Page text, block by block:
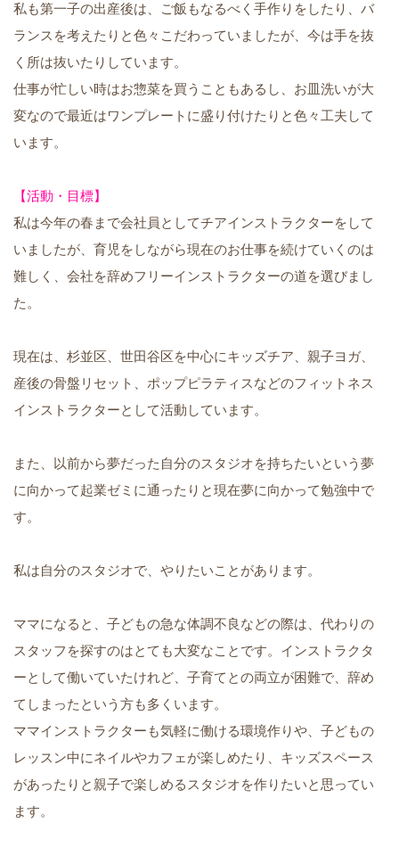
私も第一子の出産後は、ご飯もなるべく手作りをしたり、バ
ランスを考えたりと色々こだわっていましたが、今は手を抜
く所は抜いたりしています。
仕事が忙しい時はお惣菜を買うこともあるし、お皿洗いが大
変なので最近はワンプレートに盛り付けたりと色々工夫して
います。
【活動・目標】
私は今年の春まで会社員としてチアインストラクターをして
いましたが、育児をしながら現在のお仕事を続けていくのは
難しく、会社を辞めフリーインストラクターの道を選びまし
た。
現在は、杉並区、世田谷区を中心にキッズチア、親子ヨガ、
産後の骨盤リセット、ポップピラティスなどのフィットネス
インストラクターとして活動しています。
また、以前から夢だった自分のスタジオを持ちたいという夢
に向かって起業ゼミに通ったりと現在夢に向かって勉強中で
す。
私は自分のスタジオで、やりたいことがあります。
ママになると、子どもの急な体調不良などの際は、代わりの
スタッフを探すのはとても大変なことです。インストラクタ
ーとして働いていたけれど、子育てとの両立が困難で、辞め
てしまったという方も多くいます。
ママインストラクターも気軽に働ける環境作りや、子どもの
レッスン中にネイルやカフェが楽しめたり、キッズスペース
があったりと親子で楽しめるスタジオを作りたいと思ってい
ます。